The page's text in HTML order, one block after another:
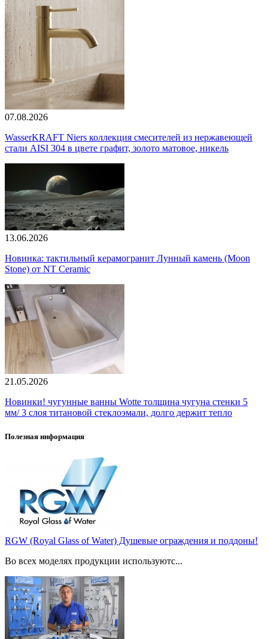
07.08.2026
WasserKRAFT Niers коллекция смесителей из нержавеющей
стали AISI 304 в цвете графит, золото матовое, никель
13.06.2026
Новинка: тактильный керамогранит Лунный камень (Moon
Stone) от NT Ceramic
21.05.2026
Новинки! чугунные ванны Wotte толщина чугуна стенки 5
мм/ 3 слоя титановой стеклоэмали, долго держит тепло
Полезная информация
RGW (Royal Glass of Water) Душевые ограждения и поддоны!
Во всех моделях продукции используютс...